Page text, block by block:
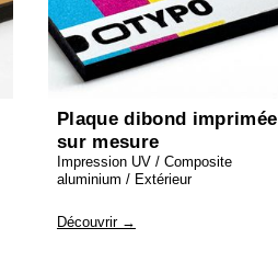
Plaque dibond imprimée
sur mesure
Impression UV / Composite
aluminium / Extérieur
Découvrir →